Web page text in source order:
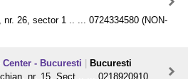
26, sector 1 .. ... 0724334580 (NON-
- Bucuresti
Bucuresti
nr. 15, Sect .. ... 0218920910